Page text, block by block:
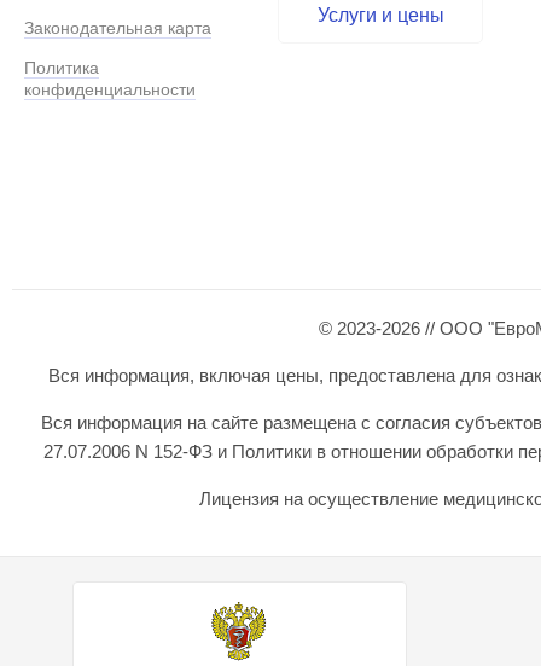
Законодательная карта
Политика
конфиденциальности
Услуги и цены
© 2023-2026 // ООО
Вся информация, включая цены, предоставлена для
Вся информация на сайте размещена с согласия
27.07.2006 N 152-ФЗ и Политики в отношении обработки
Лицензия на осуществление